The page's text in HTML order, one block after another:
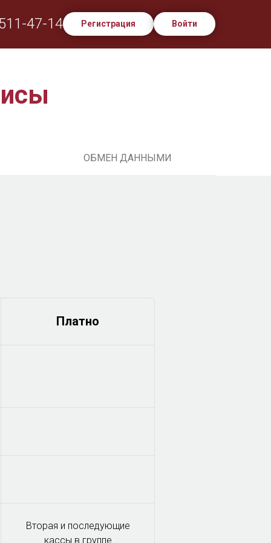
47-14 Регистрация Войти
ОБМЕН ДАННЫМИ
Платно
Вторая и последующие
кассы в группе